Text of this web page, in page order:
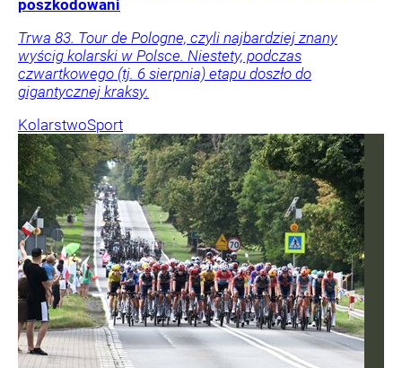
poszkodowani
Trwa 83. Tour de Pologne, czyli najbardziej znany
wyścig kolarski w Polsce. Niestety, podczas
czwartkowego (tj. 6 sierpnia) etapu doszło do
gigantycznej kraksy.
KolarstwoSport